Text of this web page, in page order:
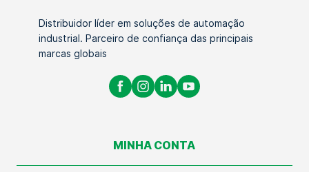
Distribuidor líder em soluções de automação
industrial. Parceiro de confiança das principais
marcas globais
MINHA CONTA